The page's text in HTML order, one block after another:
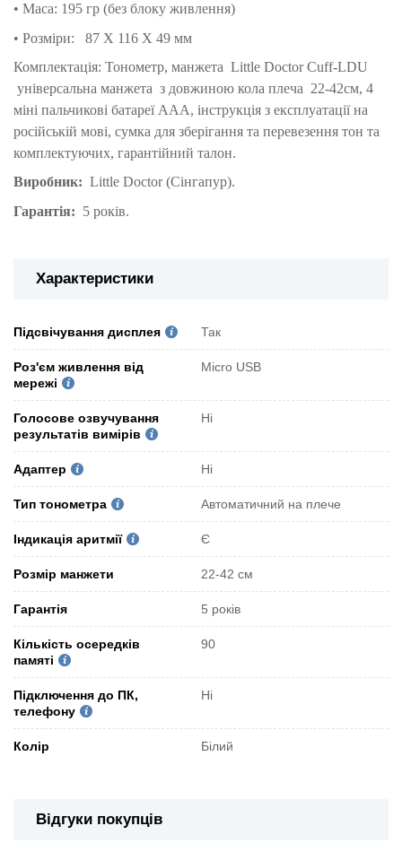
• Маса: 195 гр (без блоку живлення)
• Розміри: 87 X 116 X 49 мм
Комплектація: Тонометр, манжета Little Doctor Cuff-LDU
універсальна манжета з довжиною кола плеча 22-42см, 4
міні пальчикові батареї AAA, інструкція з експлуатації на
російській мові, сумка для зберігання та перевезення тон та
комплектуючих, гарантійний талон.
Виробник: Little Doctor (Сінгапур).
Гарантія: 5 років.
Характеристики
Підсвічування дисплея Так
Роз'єм живлення від
мережі
Micro USB
Голосове озвучування
результатів вимірів
Ні
Адаптер Ні
Тип тонометра Автоматичний на плече
Індикація аритмії Є
Розмір манжети 22-42 см
Гарантія 5 років
Кількість осередків
памяті
90
Підключення до ПК,
телефону
Ні
Колір Білий
Відгуки покупців